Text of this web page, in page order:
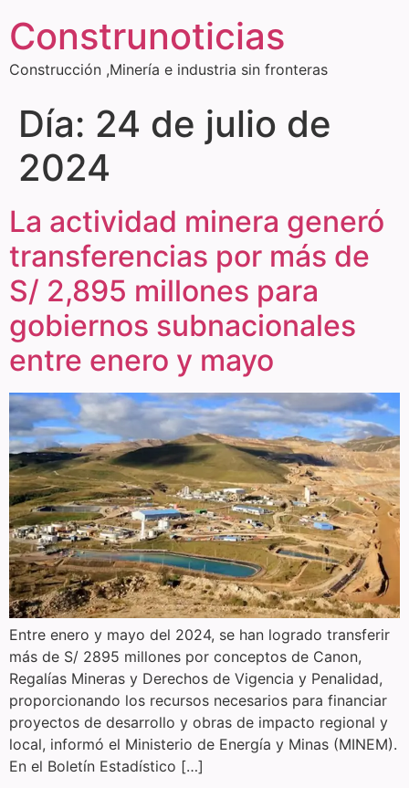
Construnoticias
Construcción ,Minería e industria sin fronteras
Día: 24 de julio de
2024
La actividad minera generó
transferencias por más de
S/ 2,895 millones para
gobiernos subnacionales
entre enero y mayo
Entre enero y mayo del 2024, se han logrado transferir
más de S/ 2895 millones por conceptos de Canon,
Regalías Mineras y Derechos de Vigencia y Penalidad,
proporcionando los recursos necesarios para financiar
proyectos de desarrollo y obras de impacto regional y
local, informó el Ministerio de Energía y Minas (MINEM).
En el Boletín Estadístico […]